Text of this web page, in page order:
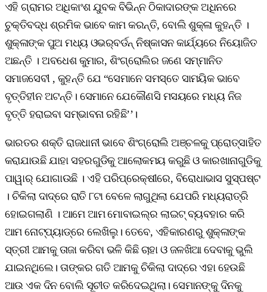
ଏହି ଗ୍ରାମର ଅଧିକାଂଶ ଯୁବକ ବିଭିନ୍ନ ଠିକାଦାରଙ୍କ ଅଧିନରେ
ଚୁକ୍ତିବଦ୍ଧ ଶ୍ରମିକ ଭାବେ କାମ କରନ୍ତି, ବୋଲି ଶୁକ୍ଳା କୁହନ୍ତି ।
ଶୁକ୍ଳାଙ୍କ ପୁଅ ମଧ୍ୟ ଓଭର୍‌ବର୍ଡନ୍‌ ନିଷ୍କାସନ କାର୍ଯ୍ୟରେ ନିୟୋଜିତ
ଅଛନ୍ତି । ଅବଧେଶ କୁମାର, ଶିଂଗ୍ରୋଲିର ଜଣେ ସମ୍ମାନିତ
ସମାଜସେବୀ , କୁହନ୍ତି ଯେ “ସେମାନେ ସମସ୍ତେ ସାମୟିକ ଭାବେ
ବୃତ୍ତିହୀନ ଅଟନ୍ତି। ସେମାନେ ଯେକୌଣସି ମସୟରେ ମଧ୍ୟ ନିଜ
ବୃତ୍ତି ହରାଇବା ସମ୍ଭାବନା ରହିଛି’’।
ଭାରତର ଶକ୍ତି ରାଜଧାନୀ ଭାବେ ଶିଂଗ୍ରୋଲି ଅଞ୍ଚଳକୁ ପ୍ରୋତ୍ସାହିତ
କରାଯାଉଛି ଯାହା ସହରଗୁଡିକୁ ଆଲୋକମୟ କରୁଛି ଓ କାରଖାନାଗୁଡିକୁ
ପାୱାର୍‌ ଯୋଗାଉଛି । ଏହି ପରିପ୍ରେକ୍ଷୀରେ, ବିରୋଧାଭାସ ସୁସ୍ପଷ୍ଟ
। ଚିକିଲା ଦାଦ୍‌ରେ ରାତି ୮ଟା ବେଳେ ଲାଗୁଥିଲା ଯେପରି ମଧ୍ୟରାତ୍ରି
ହୋଇଗଲାଣି । ଆମେ ଆମ ମୋବାଇଲ୍‌ର ଲାଇଟ୍‌ ବ୍ୟବହାର କରି
ଆମ ନୋଟ୍‌ପ୍ୟାଡ୍‌ରେ ଲେଖିଲୁ। ତେବେ, ଏହିକାରଣରୁ ଶୁକ୍ଳାଙ୍କ
ସ୍ତ୍ରୀ ଆମକୁ ତାଜା କରିବା ଭଳି କିଛି ଚାହା ଓ ଜଳଖିଆ ଦେବାକୁ ଭୁଲି
ଯାଇନଥିଲେ। ତାଙ୍କର ଗତି ଆମକୁ ଚିକିଲା ଦାଦ୍‌ରେ ଏହା ହେଉଛି
ଆଉ ଏକ ଦିନ ବୋଲି ସୂଚୀତ କରିଦେଇଥିଲା। ସେମାନଙ୍କୁ ଦିନକୁ